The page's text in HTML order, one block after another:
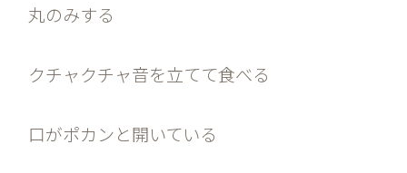
丸のみする
クチャクチャ音を立てて食べる
口がポカンと開いている